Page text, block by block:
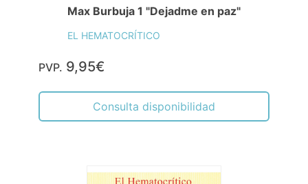
Max Burbuja 1 "Dejadme en paz"
EL HEMATOCRÍTICO
PVP. 9,95€
Consulta disponibilidad